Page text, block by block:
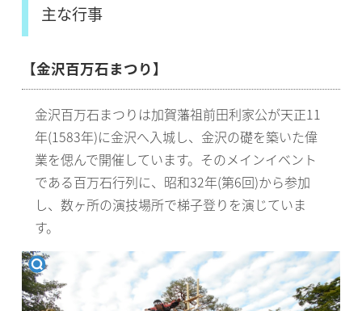
主な行事
【金沢百万石まつり】
金沢百万石まつりは加賀藩祖前田利家公が天正11
年(1583年)に金沢へ入城し、金沢の礎を築いた偉
業を偲んで開催しています。そのメインイベント
である百万石行列に、昭和32年(第6回)から参加
し、数ヶ所の演技場所で梯子登りを演じていま
す。